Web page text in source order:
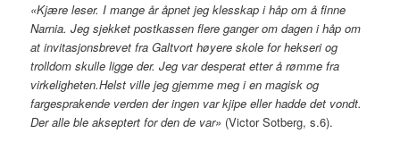
«Kjære leser. I mange år åpnet jeg klesskap i håp om å finne
Narnia. Jeg sjekket postkassen flere ganger om dagen i håp om
at invitasjonsbrevet fra Galtvort høyere skole for hekseri og
trolldom skulle ligge der. Jeg var desperat etter å rømme fra
virkeligheten.Helst ville jeg gjemme meg i en magisk og
fargesprakende verden der ingen var kjipe eller hadde det vondt.
Der alle ble akseptert for den de var» (Victor Sotberg, s.6).